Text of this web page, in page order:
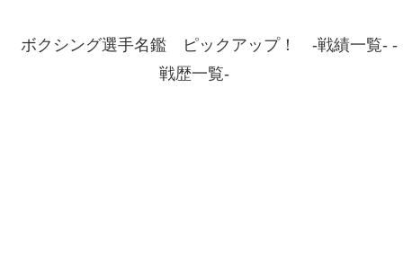
ボクシング選手名鑑 ピックアップ！ -戦績一覧- -
戦歴一覧-